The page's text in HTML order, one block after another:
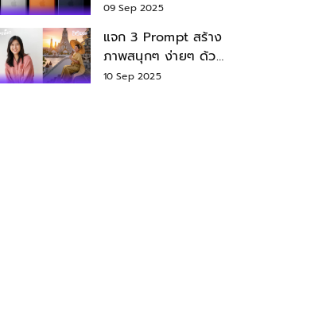
iPhone 17 Air สเปค
09 Sep 2025
แจก 3 Prompt สร้าง
ภาพสนุกๆ ง่ายๆ ด้วย
Nano Banana ใน
10 Sep 2025